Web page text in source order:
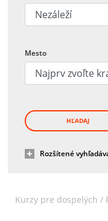
Mesto
HĽADAJ
Rozšítené
Kurzy pre dospelých /